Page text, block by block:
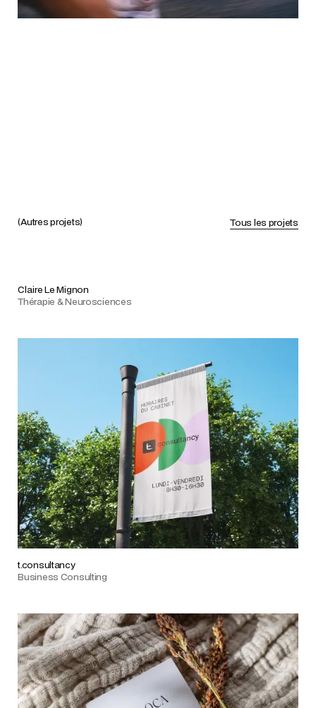
(Autres projets) Tous les projets
Claire Le Mignon
Thérapie & Neurosciences
t.consultancy
Business Consulting